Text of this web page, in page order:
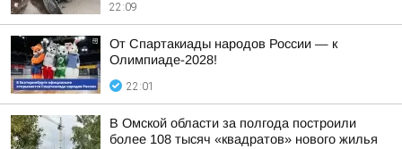
22:09
От Спартакиады народов России — к
Олимпиаде-2028!
22:01
В Омской области за полгода построили
более 108 тысяч «квадратов» нового жилья